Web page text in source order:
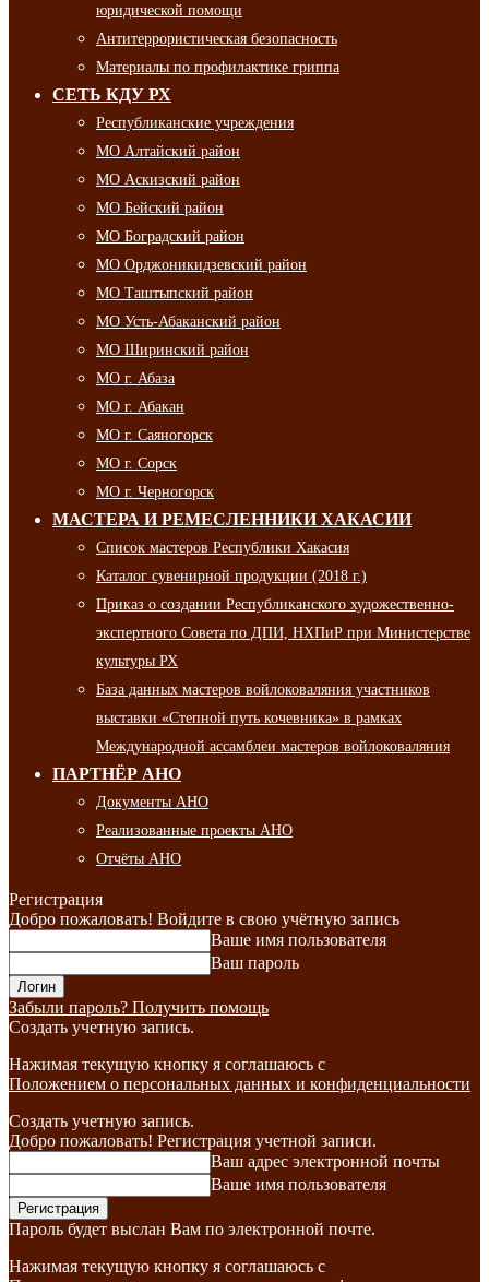
юридической помощи
Антитеррористическая безопасность
Материалы по профилактике гриппа
СЕТЬ КДУ РХ
Республиканские учреждения
МО Алтайский район
МО Аскизский район
МО Бейский район
МО Боградский район
МО Орджоникидзевский район
МО Таштыпский район
МО Усть-Абаканский район
МО Ширинский район
МО г. Абаза
МО г. Абакан
МО г. Саяногорск
МО г. Сорск
МО г. Черногорск
МАСТЕРА И РЕМЕСЛЕННИКИ ХАКАСИИ
Список мастеров Республики Хакасия
Каталог сувенирной продукции (2018 г.)
Приказ о создании Республиканского художественно-
экспертного Совета по ДПИ, НХПиР при Министерстве
культуры РХ
База данных мастеров войлоковаляния участников
выставки «Степной путь кочевника» в рамках
Международной ассамблеи мастеров войлоковаляния
ПАРТНЁР АНО
Документы АНО
Реализованные проекты АНО
Отчёты АНО
Регистрация
Добро пожаловать! Войдите в свою учётную запись
Ваше имя пользователя
Ваш пароль
Забыли пароль? Получить помощь
Создать учетную запись.
Нажимая текущую кнопку я соглашаюсь с
Положением о персональных данных и конфиденциальности
Создать учетную запись.
Добро пожаловать! Регистрация учетной записи.
Ваш адрес электронной почты
Ваше имя пользователя
Пароль будет выслан Вам по электронной почте.
Нажимая текущую кнопку я соглашаюсь с